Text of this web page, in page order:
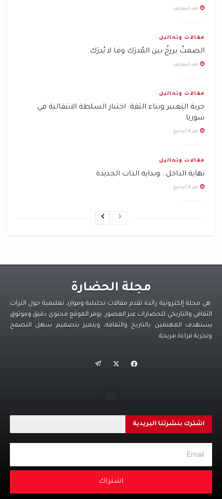
منذ أسبوعين
مقالات وتحاليل
الصمتُ برزخٌ بين المُدرَك وما لا يُدرَك
منذ أسبوعين
مقالات وتحاليل
حرية التعبير وبناء الثقة: اختبار السلطة الانتقالية في
سوريا
منذ 4 أسابيع
مقالات وتحاليل
نهاية الداخل.. وبداية الذات الجديدة
منذ 4 أسابيع
مجلة الحضارة
هي مجلة إلكترونية رائدة تقدم مقالات تحليلية وموارد تعليمية حول التراث
الثقافي والتاريخي للحضارات عبر العصور. يوفر الموقع محتوى دقيق وموثوق
يستهدف المهتمين بالتاريخ والثقافة، ويتميز بتصميم سهل التصفح
وتجربة قراءة مريحة.
اشترك بنشرتنا البريدية
اشتراك